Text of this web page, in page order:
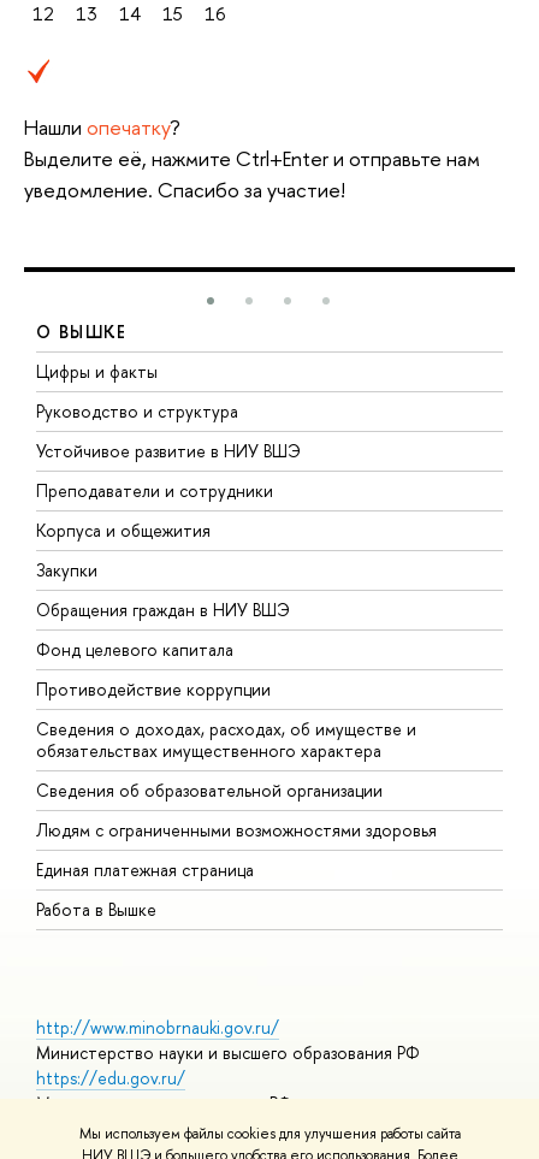
Мы используем файлы cookies для улучшения работы сайта
12
13 14 15 16
Нашли опечатку?
Выделите её, нажмите Ctrl+Enter и отправьте нам
уведомление. Спасибо за участие!
О ВЫШКЕ
Цифры и факты
Руководство и структура
Устойчивое развитие в НИУ ВШЭ
Преподаватели и сотрудники
Корпуса и общежития
Закупки
Обращения граждан в НИУ ВШЭ
Фонд целевого капитала
Противодействие коррупции
Сведения о доходах, расходах, об имуществе и
обязательствах имущественного характера
Сведения об образовательной организации
Людям с ограниченными возможностями здоровья
Единая платежная страница
Работа в Вышке
http://www.minobrnauki.gov.ru/
Министерство науки и высшего образования РФ
https://edu.gov.ru/
Министерство просвещения РФ
https://elearning.hse.ru/mooc
Массовые открытые онлайн-курсы